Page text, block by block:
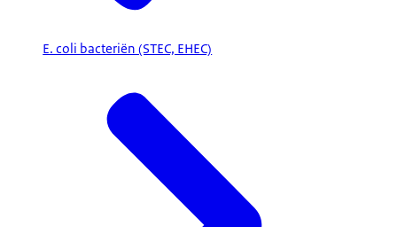
E. coli bacteriën (STEC, EHEC)